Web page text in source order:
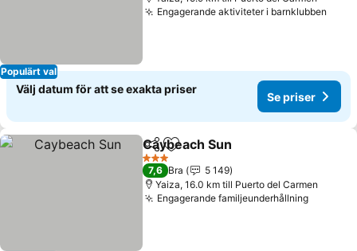
Populärt val
Engagerande aktiviteter i barnklubben
Välj datum för att se exakta priser
Se priser
Dela Lägg till i Mina Favoriter
Caybeach Sun
3 Stjärnor
7,6 Bra
5 149
Yaiza, 16.0 km till Puerto del Carmen
Engagerande familjeunderhållningSe